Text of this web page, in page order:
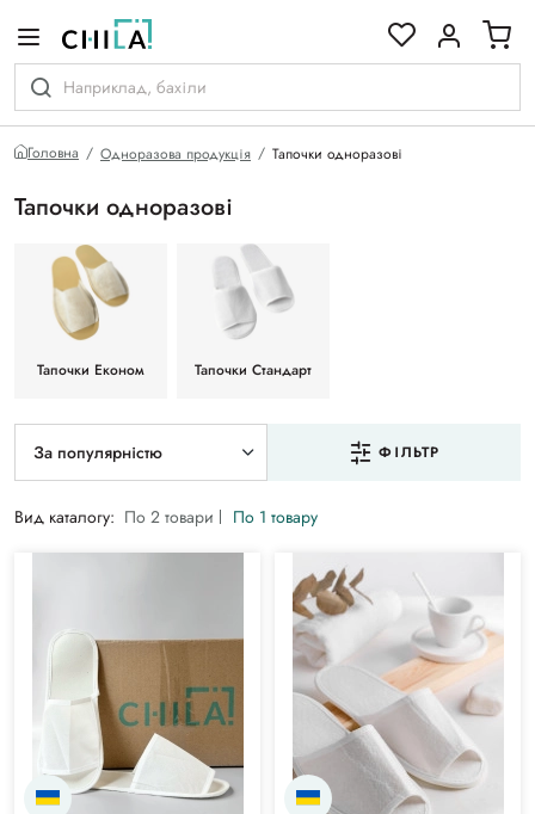
Головна Одноразова продукція Тапочки одноразові
Тапочки одноразові
Тапочки Економ Тапочки Стандарт
За популярністю ФІЛЬТР
Вид каталогу: По 2 товари По 1 товару
гамі